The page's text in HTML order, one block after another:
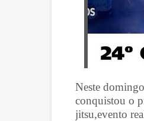
Neste
conquistou o
jitsu,evento